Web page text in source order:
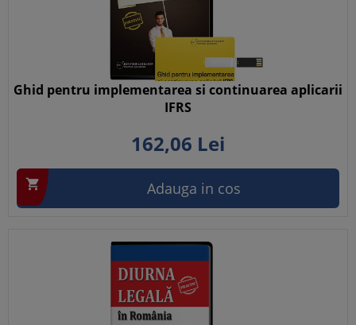
Ghid pentru implementarea si continuarea aplicarii
IFRS
162,06 Lei
 Adauga in cos